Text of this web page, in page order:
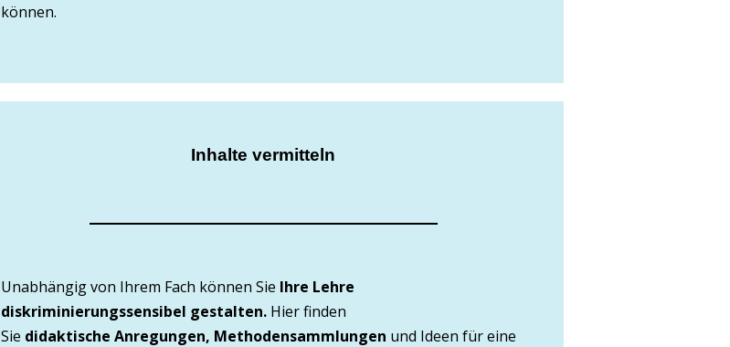
können.
Inhalte vermitteln
Unabhängig von Ihrem Fach können Sie Ihre Lehre
diskriminierungssensibel gestalten.Hier finden
Sie didaktische Anregungen, Methodensammlungen und Ideen für eine